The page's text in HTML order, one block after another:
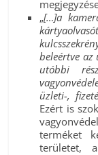
„[…]a
beleértve az
utóbbi
üzleti-,
Ezért is
terméket
területet,